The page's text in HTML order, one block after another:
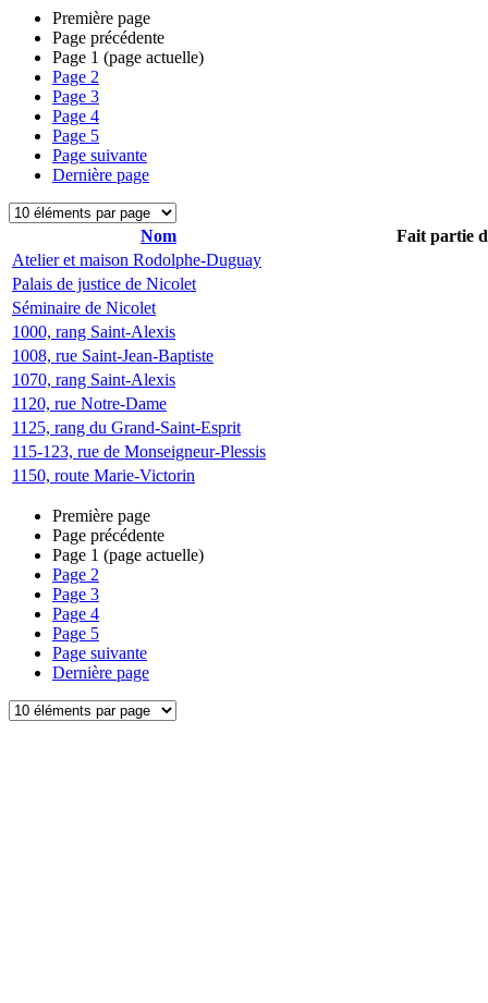
Première page
Page précédente
Page 1 (page actuelle)
Page 2
Page 3
Page 4
Page 5
Page suivante
Dernière page
Nom
Fait partie
Atelier et maison Rodolphe-Duguay
Palais de justice de Nicolet
Séminaire de Nicolet
1000, rang Saint-Alexis
1008, rue Saint-Jean-Baptiste
1070, rang Saint-Alexis
1120, rue Notre-Dame
1125, rang du Grand-Saint-Esprit
115-123, rue de Monseigneur-Plessis
1150, route Marie-Victorin
Première page
Page précédente
Page 1 (page actuelle)
Page 2
Page 3
Page 4
Page 5
Page suivante
Dernière page